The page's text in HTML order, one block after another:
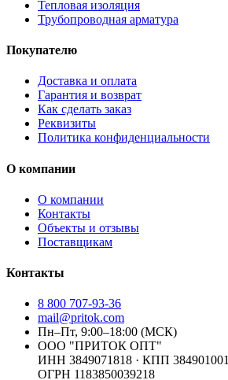
Тепловая изоляция
Трубопроводная арматура
Покупателю
Доставка и оплата
Гарантия и возврат
Как сделать заказ
Реквизиты
Политика конфиденциальности
О компании
О компании
Контакты
Объекты и отзывы
Поставщикам
Контакты
8 800 707-93-36
mail@pritok.com
Пн–Пт, 9:00–18:00 (МСК)
ООО "ПРИТОК ОПТ"
ИНН 3849071818 · КПП 384901001
ОГРН 1183850039218